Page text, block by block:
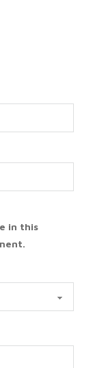
in this